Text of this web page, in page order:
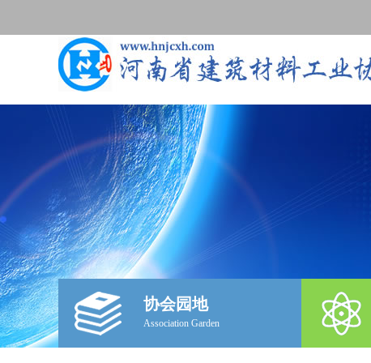
协会园地
Association Garden